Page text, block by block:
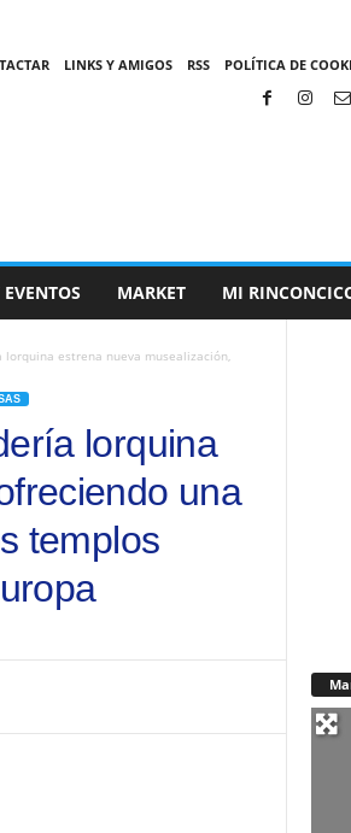
LINKS Y AMIGOS RSS POLÍTICA DE
MARKET MI
lorquina estrena nueva musealización,
lorquina
una
templos